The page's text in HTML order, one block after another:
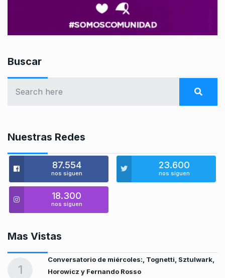
Buscar
Nuestras Redes
87.554
nos siguen
23.600
nos siguen
18.300
nos siguen
Mas Vistas
1
Conversatorio de miércoles:, Tognetti, Sztulwark,
Horowicz y Fernando Rosso